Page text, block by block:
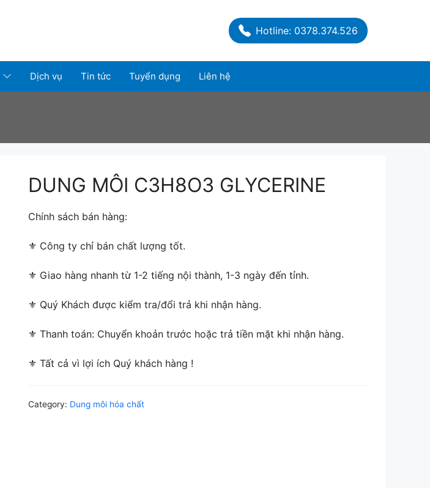
Hotline: 0378.374.526
Dịch vụ Tin tức Tuyển dụng Liên hệ
DUNG MÔI C3H8O3 GLYCERINE
Chính sách bán hàng:
⚜ ️Công ty chỉ bán chất lượng tốt.
⚜ Giao hàng nhanh từ 1-2 tiếng nội thành, 1-3 ngày đến tỉnh.
⚜ Quý Khách được kiểm tra/đổi trả khi nhận hàng.
⚜ Thanh toán: Chuyển khoản trước hoặc trả tiền mặt khi nhận hàng.
⚜ Tất cả vì lợi ích Quý khách hàng !
Category: Dung môi hóa chất